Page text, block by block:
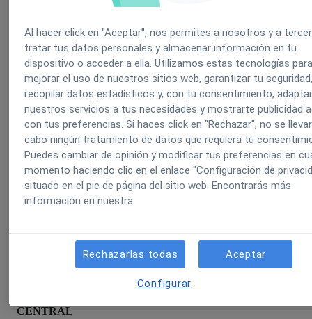
precios de los servicios, podremos cambiar los
precios de todas las clínicas únicamente
cambiándolos en la central, ya que es en ésta donde
están creados. En concreto se comparten:
Especialidades
Servicios
Productos
Listados
CENTRAL
Al hacer click en "Aceptar", nos permites a nosotros y a
tratar tus datos personales y almacenar información en tu
dispositivo o acceder a ella. Utilizamos estas tecnologías
mejorar el uso de nuestros sitios web, garantizar tu
recopilar datos estadísticos y, con tu consentimiento,
nuestros servicios a tus necesidades y mostrarte publicidad
con tus preferencias. Si haces click en "Rechazar", no se
cabo ningún tratamiento de datos que requiera tu
Puedes cambiar de opinión y modificar tus preferencias en
momento haciendo clic en el enlace "Configuración de
situado en el pie de página del sitio web. Encontrarás más
información en nuestra
Rechazarlas todas Aceptar
Configurar